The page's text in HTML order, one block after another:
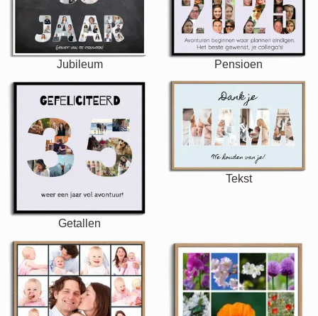
Jubileum Pensioen
Getallen
Tekst